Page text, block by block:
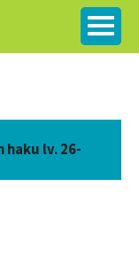
lv. 26-